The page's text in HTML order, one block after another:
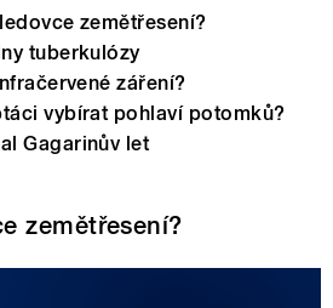
zemětřesení?
tuberkulózy
záření?
vybírat pohlaví potomků?
Gagarinův let
zemětřesení?